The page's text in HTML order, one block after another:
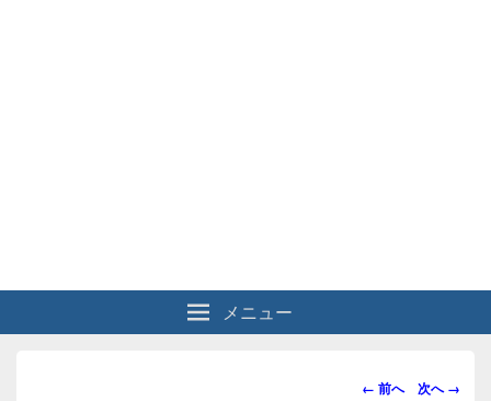
メニュー
画
← 前へ 次へ →